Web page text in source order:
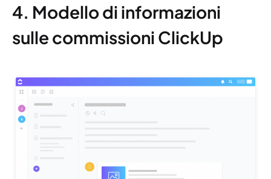
4. Modello di informazioni
sulle commissioni ClickUp